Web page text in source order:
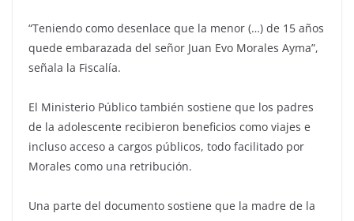
“Teniendo como desenlace que la menor (…) de 15 años
quede embarazada del señor Juan Evo Morales Ayma”,
señala la Fiscalía.
El Ministerio Público también sostiene que los padres
de la adolescente recibieron beneficios como viajes e
incluso acceso a cargos públicos, todo facilitado por
Morales como una retribución.
Una parte del documento sostiene que la madre de la